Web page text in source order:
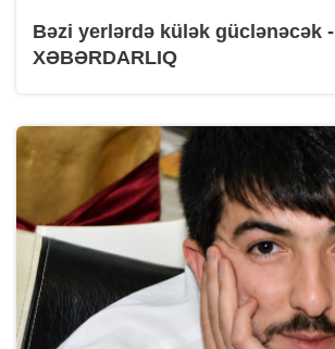
Bəzi yerlərdə külək güclənəcək -
XƏBƏRDARLIQ